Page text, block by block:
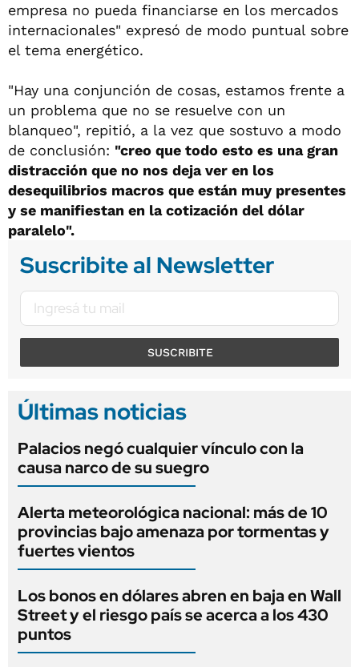
empresa no pueda financiarse en los mercados
internacionales" expresó de modo puntual sobre
el tema energético.
"Hay una conjunción de cosas, estamos frente a
un problema que no se resuelve con un
blanqueo", repitió, a la vez que sostuvo a modo
de conclusión: "creo que todo esto es una gran
distracción que no nos deja ver en los
desequilibrios macros que están muy presentes
y se manifiestan en la cotización del dólar
paralelo".
Suscribite al Newsletter
SUSCRIBITE
Últimas noticias
Palacios negó cualquier vínculo con la
causa narco de su suegro
Alerta meteorológica nacional: más de 10
provincias bajo amenaza por tormentas y
fuertes vientos
Los bonos en dólares abren en baja en Wall
Street y el riesgo país se acerca a los 430
puntos